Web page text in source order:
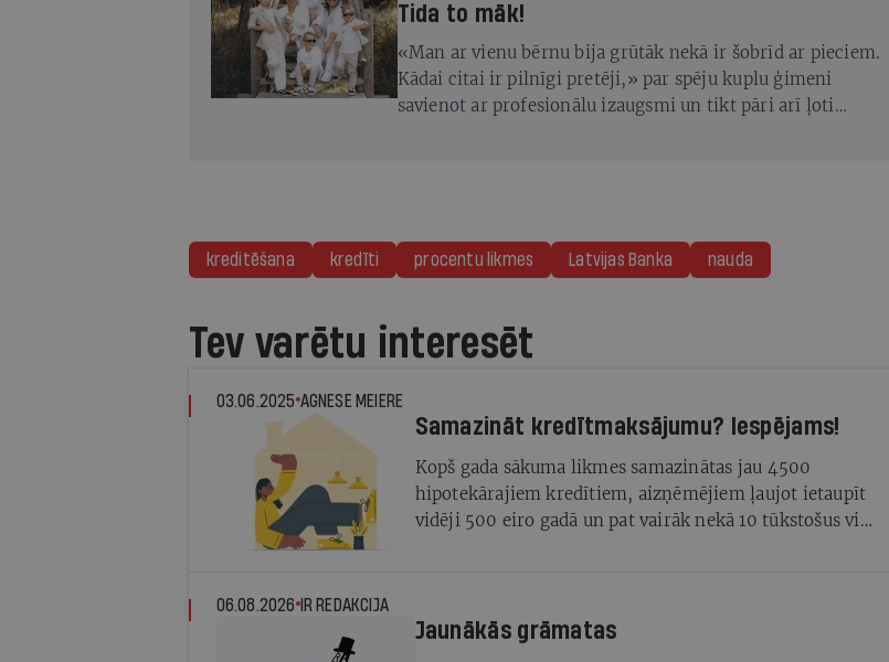
Tida to māk!
«Man ar vienu bērnu bija grūtāk nekā ir šobrīd ar pieciem.
Kādai citai ir pilnīgi pretēji,» par spēju kuplu ģimeni
savienot ar profesionālu izaugsmi un tikt pāri arī ļoti
kreditēšana kredīti procentu likmes Latvijas Banka nauda
Tev varētu interesēt
03.06.2025 AGNESE MEIERE
Samazināt kredītmaksājumu? Iespējams!
Kopš gada sākuma likmes samazinātas jau 4500
hipotekārajiem kredītiem, aizņēmējiem ļaujot ietaupīt
vidēji 500 eiro gadā un pat vairāk nekā 10 tūkstošus visā
06.08.2026 IR REDAKCIJA
Jaunākās grāmatas